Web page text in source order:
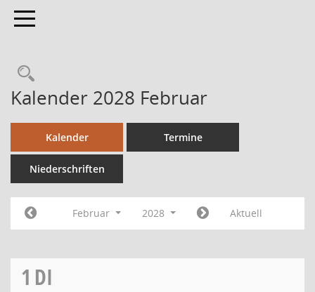
Toggle navigation
Kalender 2028 Februar
Kalender Termine
Niederschriften
Februar 2028 Aktuell
1 DI